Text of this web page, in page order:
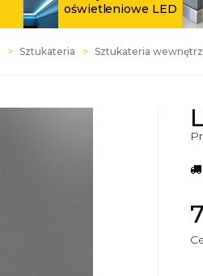
oświetleniowe LED
Sztukateria Sztukateria